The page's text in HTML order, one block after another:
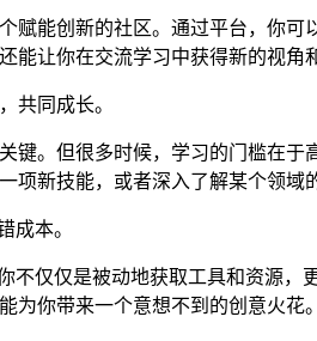
赋能创新的社区。通过平台，你
能让你在交流学习中获得新的视角
共同成长。
键。但很多时候，学习的门槛在
项新技能，或者深入了解某个领域
成本。
不仅仅是被动地获取工具和资源
为你带来一个意想不到的创意火花。